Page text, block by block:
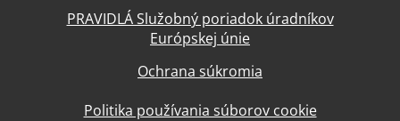
PRAVIDLÁ Služobný poriadok úradníkov
Európskej únie
Ochrana súkromia
Politika používania súborov cookie